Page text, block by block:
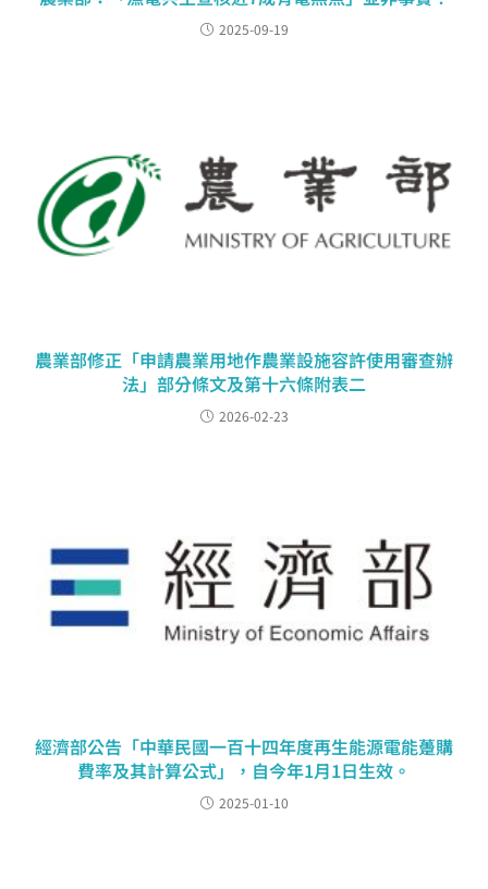
2025-09-19
農業部修正「申請農業用地作農業設施容許使用審查辦
法」部分條文及第十六條附表二
2026-02-23
經濟部公告「中華民國一百十四年度再生能源電能躉購
費率及其計算公式」，自今年1月1日生效。
2025-01-10